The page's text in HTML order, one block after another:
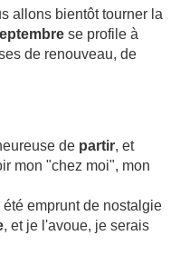
allons bientôt tourner la
se profile à
de renouveau, de
de partir, et
mon "chez moi", mon
été emprunt de nostalgie
, et je l'avoue, je serais